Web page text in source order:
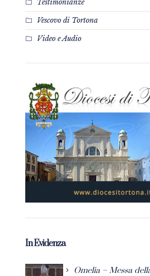
Testimonianze
Vescovo di Tortona
Video e Audio
In Evidenza
Omelia – Messa